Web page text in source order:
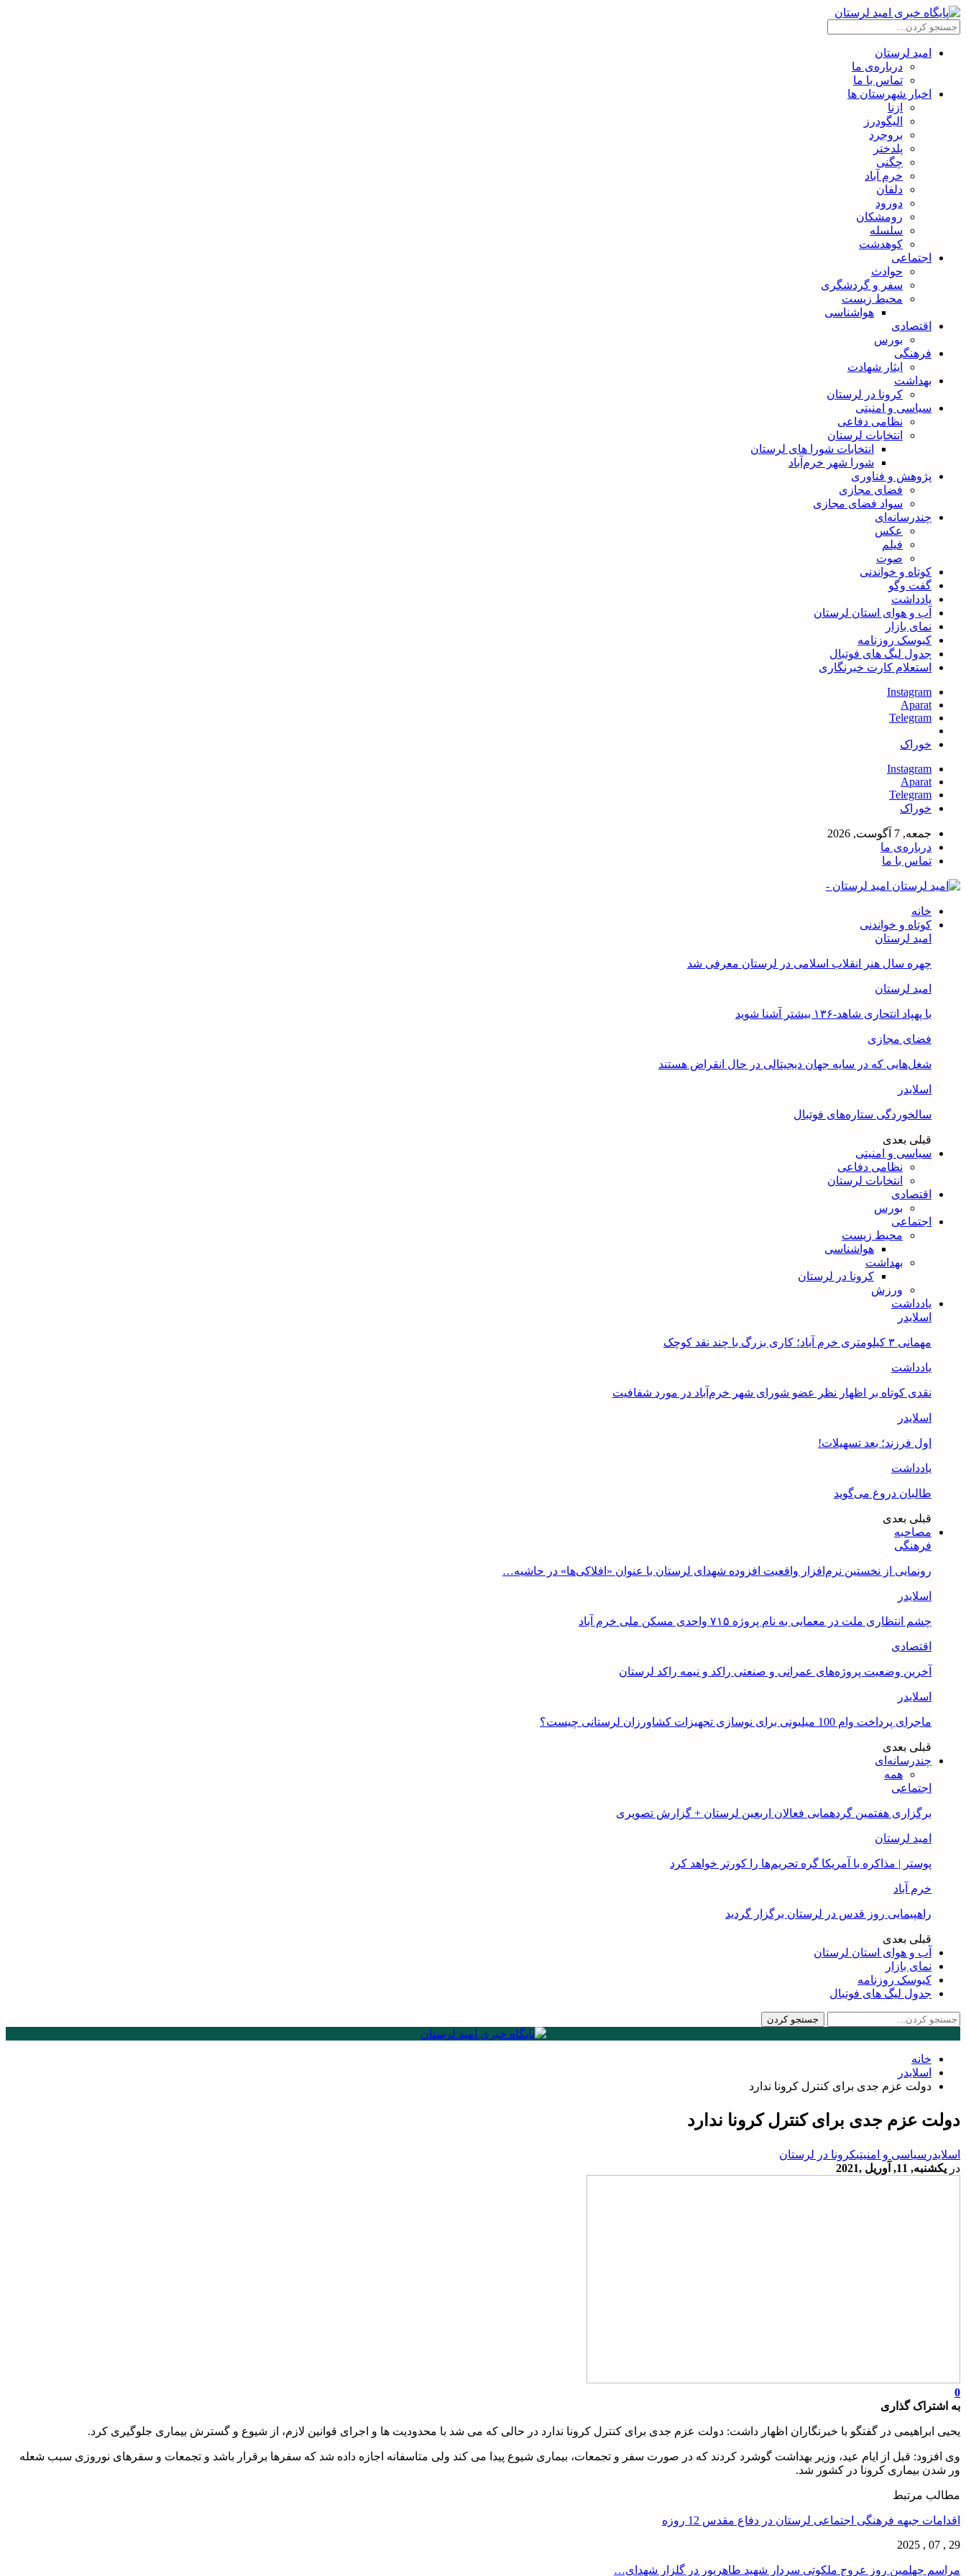
امید لرستان
درباره‌ی ما
تماس با ما
اخبار شهرستان ها
ازنا
الیگودرز
بروجرد
پلدختر
چگنی
خرم آباد
دلفان
دورود
رومشکان
سلسله
کوهدشت
اجتماعی
حوادث
سفر و گردشگری
محیط زیست
هواشناسی
اقتصادی
بورس
فرهنگی
ایثار شهادت
بهداشت
کرونا در لرستان
سیاسی و امنیتی
نظامی دفاعی
انتخابات لرستان
انتخابات شورا های لرستان
شورا شهر خرم‌آباد
پژوهش و فناوری
فضای مجازی
سواد فضای مجازی
چندرسانه‌ای
عكس
فیلم
صوت
کوتاه و خواندنی
گفت وگو
یادداشت
آب و هوای استان لرستان
نمای بازار
کیوسک روزنامه
جدول لیگ های فوتبال
استعلام کارت خبرنگاری
Instagram
Aparat
Telegram
خوراک
Instagram
Aparat
Telegram
خوراک
جمعه, 7 آگوست, 2026
درباره‌ی ما
تماس با ما
امید لرستان -
خانه
کوتاه و خواندنی
امید لرستان
چهره سال هنر انقلاب اسلامی در لرستان معرفی شد
امید لرستان
با پهپاد انتحاری شاهد-۱۳۶ بیشتر آشنا شوید
فضای مجازی
شغل‌‌هایی که در سایه جهان دیجیتالی در حال انقراض هستند
اسلایدر
سالخوردگی ستاره‌های فوتبال
قبلی بعدی
سیاسی و امنیتی
نظامی دفاعی
انتخابات لرستان
اقتصادی
بورس
اجتماعی
محیط زیست
هواشناسی
بهداشت
کرونا در لرستان
ورزش
یادداشت
اسلایدر
مهمانی ۳ کیلومتری خرم آباد؛ کاری بزرگ با چند نقد کوچک
یادداشت
نقدی کوتاه بر اظهار نظر عضو شورای شهر خرم‌آباد در مورد شفافیت
اسلایدر
اول فرزند؛ بعد تسهیلات!
یادداشت
طالبان دروغ می‌گوید
قبلی بعدی
مصاحبه
فرهنگی
رونمایی از نخستین نرم‌افزار واقعیت افزوده شهدای لرستان با عنوان «افلاکی‌ها» در حاشیه…
اسلایدر
چشم انتظاری ملت در معمایی به نام پروژه ۷۱۵ واحدی مسکن ملی خرم آباد
اقتصادی
آخرین وضعیت پروژه‌های عمرانی و صنعتی راکد و نیمه راکد لرستان
اسلایدر
ماجرای پرداخت وام 100 میلیونی برای نوسازی تجهیزات کشاورزان لرستانی چیست؟
قبلی بعدی
چندرسانه‌ای
همه
اجتماعی
برگزاری هفتمین گردهمایی فعالان اربعین لرستان + گزارش تصویری
امید لرستان
پوستر | مذاکره با آمریکا گره تحریم‌ها را کورتر خواهد کرد
خرم آباد
راهپیمایی روز قدس در لرستان برگزار گردید
قبلی بعدی
آب و هوای استان لرستان
نمای بازار
کیوسک روزنامه
جدول لیگ های فوتبال
خانه
اسلایدر
دولت عزم جدی برای کنترل کرونا ندارد
دولت عزم جدی برای کنترل کرونا ندارد
اسلایدر سیاسی و امنیتیکرونا در لرستان
در یکشنبه, 11, آوریل ,2021
0
به اشتراک گذاری
یحیی ابراهیمی در گفتگو با خبرنگاران اظهار داشت: دولت عزم جدی برای کنترل کرونا ندارد در حالی که می شد با محدودیت ها و اجرای قوانین لازم، از شیوع و گسترش بیماری جلوگیری کرد.
وی افزود: قبل از ایام عید، وزیر بهداشت گوشرد کردند که در صورت سفر و تجمعات، بیماری شیوع پیدا می کند ولی متاسفانه اجازه داده شد که سفرها برقرار باشد و تجمعات و سفرهای نوروزی سبب شعله
ور شدن بیماری کرونا در کشور شد.
مطالب مرتبط
اقدامات جبهه فرهنگی اجتماعی لرستان در دفاع مقدس 12 روزه
29 , 07 , 2025
مراسم چهلمین روز عروج ملکوتی سردار شهید طاهرپور در گلزار شهدای…